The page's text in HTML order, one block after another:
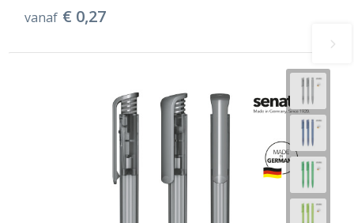
vanaf € 0,27